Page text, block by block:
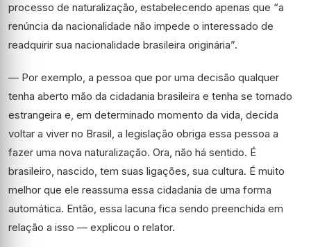
processo de naturalização, estabelecendo apenas que “a
renúncia da nacionalidade não impede o interessado de
readquirir sua nacionalidade brasileira originária”.
— Por exemplo, a pessoa que por uma decisão qualquer
tenha aberto mão da cidadania brasileira e tenha se tornado
estrangeira e, em determinado momento da vida, decida
voltar a viver no Brasil, a legislação obriga essa pessoa a
fazer uma nova naturalização. Ora, não há sentido. É
brasileiro, nascido, tem suas ligações, sua cultura. É muito
melhor que ele reassuma essa cidadania de uma forma
automática. Então, essa lacuna fica sendo preenchida em
relação a isso — explicou o relator.